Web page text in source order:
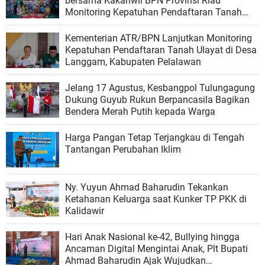
Monitoring Kepatuhan Pendaftaran Tanah
Ulayat di Kubu, Rokan Hilir
Kementerian ATR/BPN Lanjutkan Monitoring
Kepatuhan Pendaftaran Tanah Ulayat di Desa
Langgam, Kabupaten Pelalawan
Jelang 17 Agustus, Kesbangpol Tulungagung
Dukung Guyub Rukun Berpancasila Bagikan
Bendera Merah Putih kepada Warga
Harga Pangan Tetap Terjangkau di Tengah
Tantangan Perubahan Iklim
Ny. Yuyun Ahmad Baharudin Tekankan
Ketahanan Keluarga saat Kunker TP PKK di
Kalidawir
Hari Anak Nasional ke-42, Bullying hingga
Ancaman Digital Mengintai Anak, Plt Bupati
Ahmad Baharudin Ajak Wujudkan